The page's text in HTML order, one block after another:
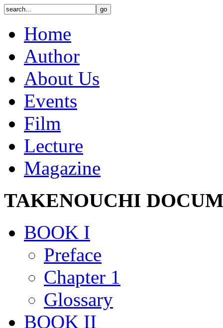
Home
Author
About Us
Events
Film
Lecture
Magazine
TAKENOUCHI
BOOK I
Preface
Chapter 1
Glossary
BOOK II